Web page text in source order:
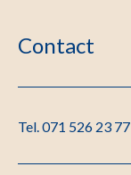
Contact
Tel. 071 526 23 77